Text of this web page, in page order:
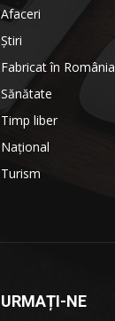
Afaceri
Ştiri
Fabricat în România
Sănătate
Timp liber
Național
Turism
URMAȚI-NE